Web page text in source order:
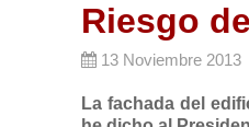
Riesgo
13 Noviembre 2013
La fachada del